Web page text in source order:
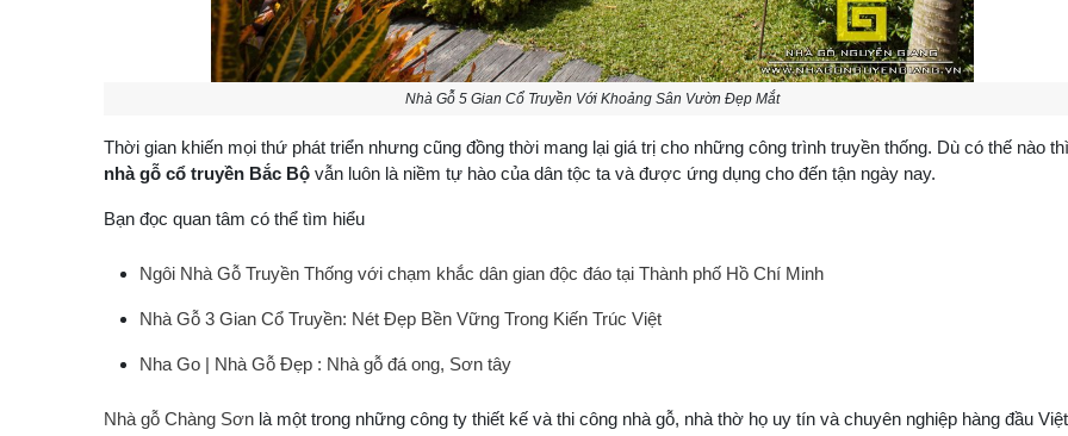
Nhà Gỗ 5 Gian Cổ Truyền Với Khoảng Sân Vườn Đẹp Mắt
Thời gian khiến mọi thứ phát triển nhưng cũng đồng thời mang lại giá trị cho những công trình truyền thống. Dù có thế nào thì
nhà gỗ cổ truyền Bắc Bộ vẫn luôn là niềm tự hào của dân tộc ta và được ứng dụng cho đến tận ngày nay.
Bạn đọc quan tâm có thể tìm hiểu
Ngôi Nhà Gỗ Truyền Thống với chạm khắc dân gian độc đáo tại Thành phố Hồ Chí Minh
Nhà Gỗ 3 Gian Cổ Truyền: Nét Đẹp Bền Vững Trong Kiến Trúc Việt
Nha Go | Nhà Gỗ Đẹp : Nhà gỗ đá ong, Sơn tây
Nhà gỗ Chàng Sơn là một trong những công ty thiết kế và thi công nhà gỗ, nhà thờ họ uy tín và chuyên nghiệp hàng đầu Việt